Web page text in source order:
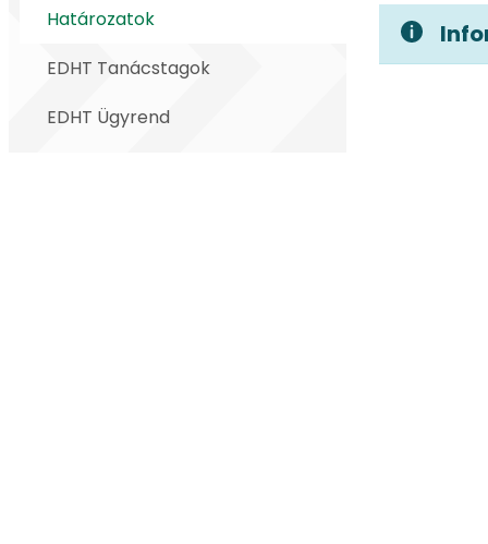
Határozatok
EDHT Tanácstagok
EDHT Ügyrend